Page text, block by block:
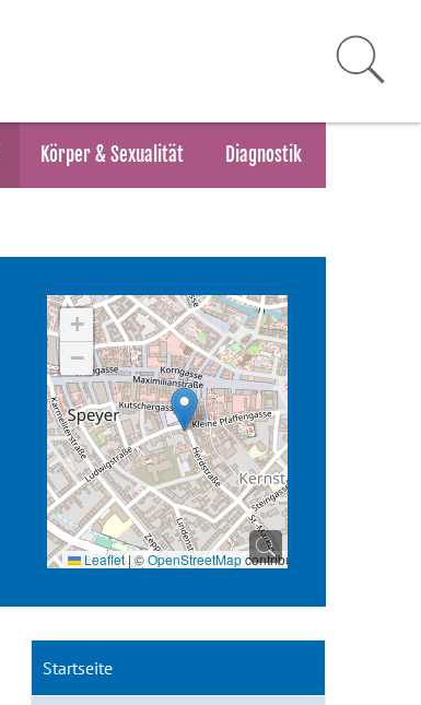
Körper & Sexualität Diagnostik
+
−
Leaflet|©OpenStreetMapcontributors
Startseite